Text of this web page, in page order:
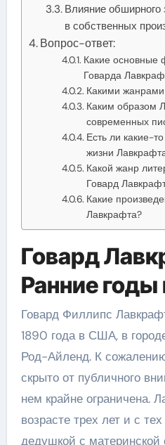
Влияние обширного
в собственных
Вопрос-ответ:
Какие основные
Говарда
Какими
Каким образом
современных
Есть ли какие-
жизни
Какой жанр
Говард
Какие
Лавкрафта?
Говард
Ранние годы
Говард Филлипс
1890 года в США, в
Род-Айленд. К
скрыто от публичного
нем крайне ограничена.
возрасте трех лет и с
дедушкой с материнской